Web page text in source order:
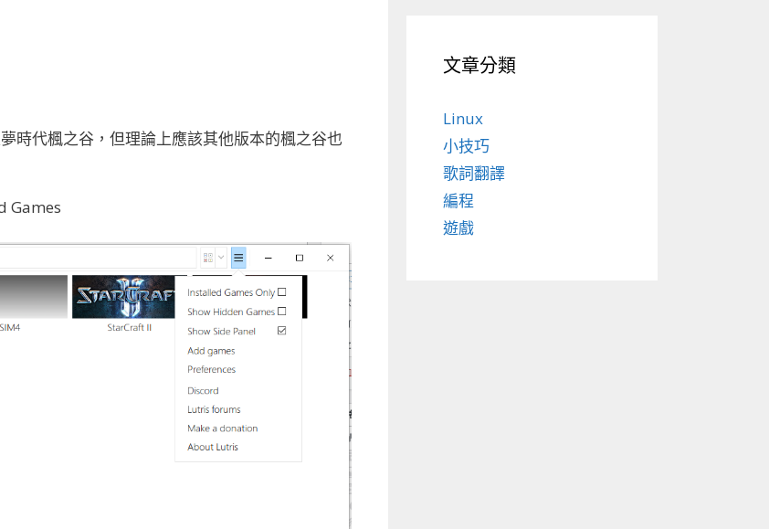
時代楓之谷，但理論上應該其他版本的楓之谷也
Games
文章分類
Linux
小技巧
歌詞翻譯
編程
遊戲